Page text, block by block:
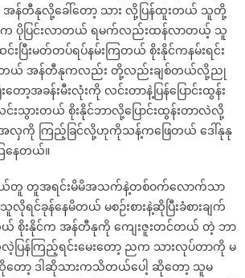
အန်တီနုလို့ခေါ်တော့ သား လို့ပြန်ထူးတယ် သူတို့
းက ပိုပြင်းလာတယ် ရမက်လည်းထန်လာတယ့် သူ
ပြီးမတ်တပ်ရပ်နမ်းကြတယ် စိုးနိုင်ကနမ်းရင်း
ာတယ် အန်တီနုကလည်း တို့လည်းချစ်တယ်လို့ညု
ော့အခန်းမီးလုံးကို လင်းတာနဲ့ပြန်ပြောင်းထွန်း
သွားတယ် စိုးနိုင်ဘာလို့ပြောင်းထွန်းတာလဲလို့
လှကို ကြည့်ခြင်လို့ဟုကိုသန့်ကဖြေတယ် ဒေါ်နုနု
ေတယ်။
ယ်တူ တူအရင်းမိမိအသက်နဲ့တစ်ဝက်လောက်သာ
ရင်ခုန်နေမိတယ် မစဉ်းစားနဲ့ဆိုပြီးခံစားချက်
းနိုင်က အန်တီနုကို ကျေးဇူးတင်တယ် တဲ့ ဘာ
ြန်ကြည့်ရင်းမေးတော့ ညက သားလုပ်တာကို မ
တော့ ဒါဆိုသားကသိတယ်ပေါ့ ဆိုတော့ သူမ